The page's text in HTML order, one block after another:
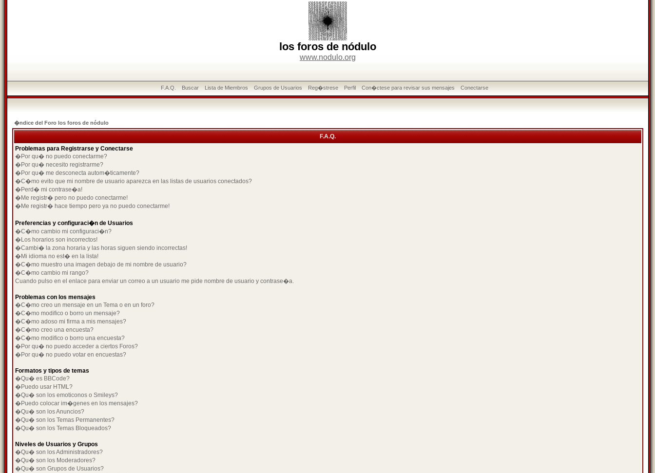
los foros de nódulo
www.nodulo.org
F.A.Q. Buscar Lista de Miembros Grupos de Usuarios Reg�strese Perfil Con�ctese para revisar sus mensajes Conectarse
�ndice del Foro los foros de nódulo
F.A.Q.
Problemas para Registrarse y Conectarse
�Por qu� no puedo conectarme?
�Por qu� necesito registrarme?
�Por qu� me desconecta autom�ticamente?
�C�mo evito que mi nombre de usuario aparezca en las listas de usuarios conectados?
�Perd� mi contrase�a!
�Me registr� pero no puedo conectarme!
�Me registr� hace tiempo pero ya no puedo conectarme!
Preferencias y configuraci�n de Usuarios
�C�mo cambio mi configuraci�n?
�Los horarios son incorrectos!
�Cambi� la zona horaria y las horas siguen siendo incorrectas!
�Mi idioma no est� en la lista!
�C�mo muestro una imagen debajo de mi nombre de usuario?
�C�mo cambio mi rango?
Cuando pulso en el enlace para enviar un correo a un usuario me pide nombre de usuario y contrase�a.
Problemas con los mensajes
�C�mo creo un mensaje en un Tema o en un foro?
�C�mo modifico o borro un mensaje?
�C�mo adoso mi firma a mis mensajes?
�C�mo creo una encuesta?
�C�mo modifico o borro una encuesta?
�Por qu� no puedo acceder a ciertos Foros?
�Por qu� no puedo votar en encuestas?
Formatos y tipos de temas
�Qu� es BBCode?
�Puedo usar HTML?
�Qu� son los emoticonos o Smileys?
�Puedo colocar im�genes en los mensajes?
�Qu� son los Anuncios?
�Qu� son los Temas Permanentes?
�Qu� son los Temas Bloqueados?
Niveles de Usuarios y Grupos
�Qu� son los Administradores?
�Qu� son los Moderadores?
�Qu� son Grupos de Usuarios?